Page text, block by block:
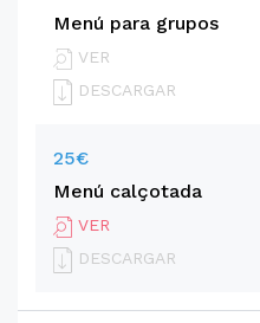
Menú para grupos
VER
DESCARGAR
25€
Menú calçotada
VER
DESCARGAR